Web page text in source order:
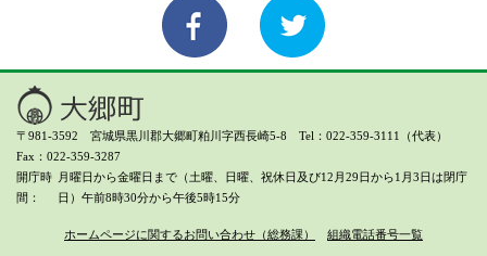
〒981-3592 宮城県黒川郡大郷町粕川字西長崎5-8 Tel：022-359-3111（代表）
Fax：022-359-3287
開庁時
間
月曜日から金曜日まで（土曜、日曜、祝休日及び12月29日から1月3日は閉庁
日） 午前8時30分から午後5時15分
ホームページに関するお問い合わせ（総務課） 組織電話番号一覧